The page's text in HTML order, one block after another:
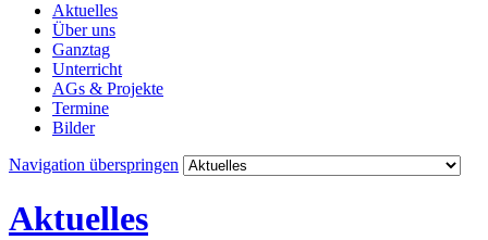
Aktuelles
Über uns
Ganztag
Unterricht
AGs & Projekte
Termine
Bilder
Navigation überspringen
Aktuelles